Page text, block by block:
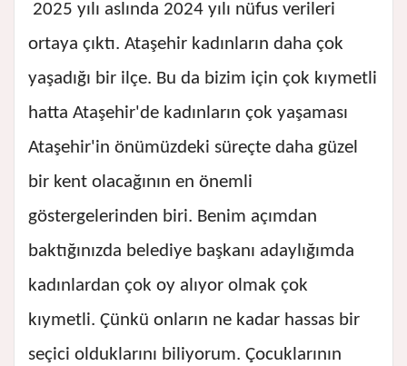
2025 yılı aslında 2024 yılı nüfus verileri
ortaya çıktı. Ataşehir kadınların daha çok
yaşadığı bir ilçe. Bu da bizim için çok kıymetli
hatta Ataşehir'de kadınların çok yaşaması
Ataşehir'in önümüzdeki süreçte daha güzel
bir kent olacağının en önemli
göstergelerinden biri. Benim açımdan
baktığınızda belediye başkanı adaylığımda
kadınlardan çok oy alıyor olmak çok
kıymetli. Çünkü onların ne kadar hassas bir
seçici olduklarını biliyorum. Çocuklarının